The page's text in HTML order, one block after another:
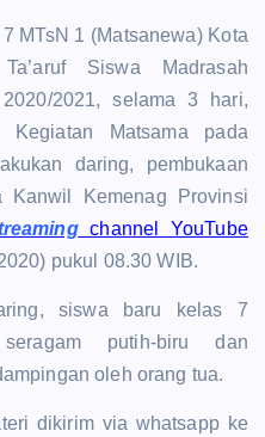
MTsN 1 (Matsanewa) Kota
Siswa Madrasah
2021, selama 3 hari,
Kegiatan Matsama pada
daring, pembukaan
Kanwil Kemenag Provinsi
channel YouTube
pukul 08.30 WIB.
siswa baru kelas 7
putih-biru dan
oleh orang tua.
dikirim via whatsapp ke